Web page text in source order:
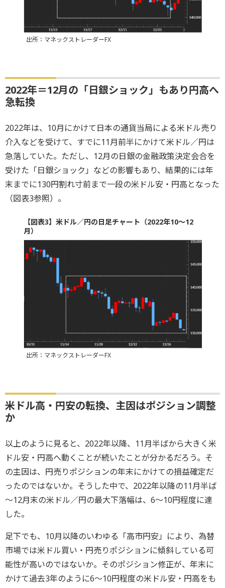
出所：マネックストレーダーFX
2022年＝12月の「日銀ショック」もあり円高へ
急転換
2022年は、10月にかけて日本の通貨当局による米ドル売り
介入などを受けて、すでに11月前半にかけて米ドル／円は
急落していた。ただし、12月の日銀の金融政策決定会合を
受けた「日銀ショック」などの影響もあり、結果的には年
末までに130円割れ寸前まで一段の米ドル安・円高となった
（図表3参照）。
【図表3】米ドル／円の日足チャート（2022年10～12
月）
出所：マネックストレーダーFX
米ドル高・円安の転換、主因はポジション調整
か
以上のように見ると、2022年以降、11月半ばから大きく米
ドル安・円高へ動くことが続いたことが分かるだろう。そ
の主因は、円売りポジションの年末にかけての損益確定だ
ったのではないか。そうした中で、2022年以降の11月半ば
～12月末の米ドル／円の最大下落幅は、6～10円程度に達
した。
足下でも、10月以降のいわゆる「高市円安」により、為替
市場では米ドル買い・円売りポジションに傾斜している可
能性が高いのではないか。そのポジション修正が、年末に
かけて過去3年のように6～10円程度の米ドル安・円高をも